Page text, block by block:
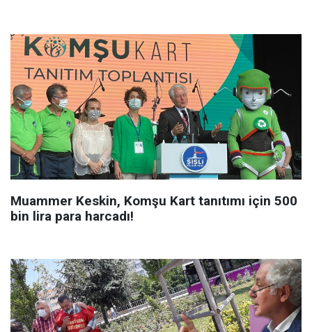
Muammer Keskin, Komşu Kart tanıtımı için 500
bin lira para harcadı!